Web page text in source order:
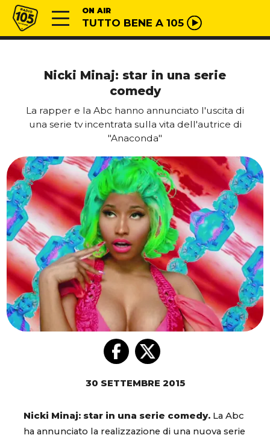
Vai al contenuto
Radio 105 ON AIR
TUTTO BENE A 105
Nicki Minaj: star in una serie
comedy
La rapper e la Abc hanno annunciato l'uscita di
una serie tv incentrata sulla vita dell'autrice di
"Anaconda"
30 SETTEMBRE 2015
Nicki Minaj: star in una serie comedy. La Abc
ha annunciato la realizzazione di una nuova serie